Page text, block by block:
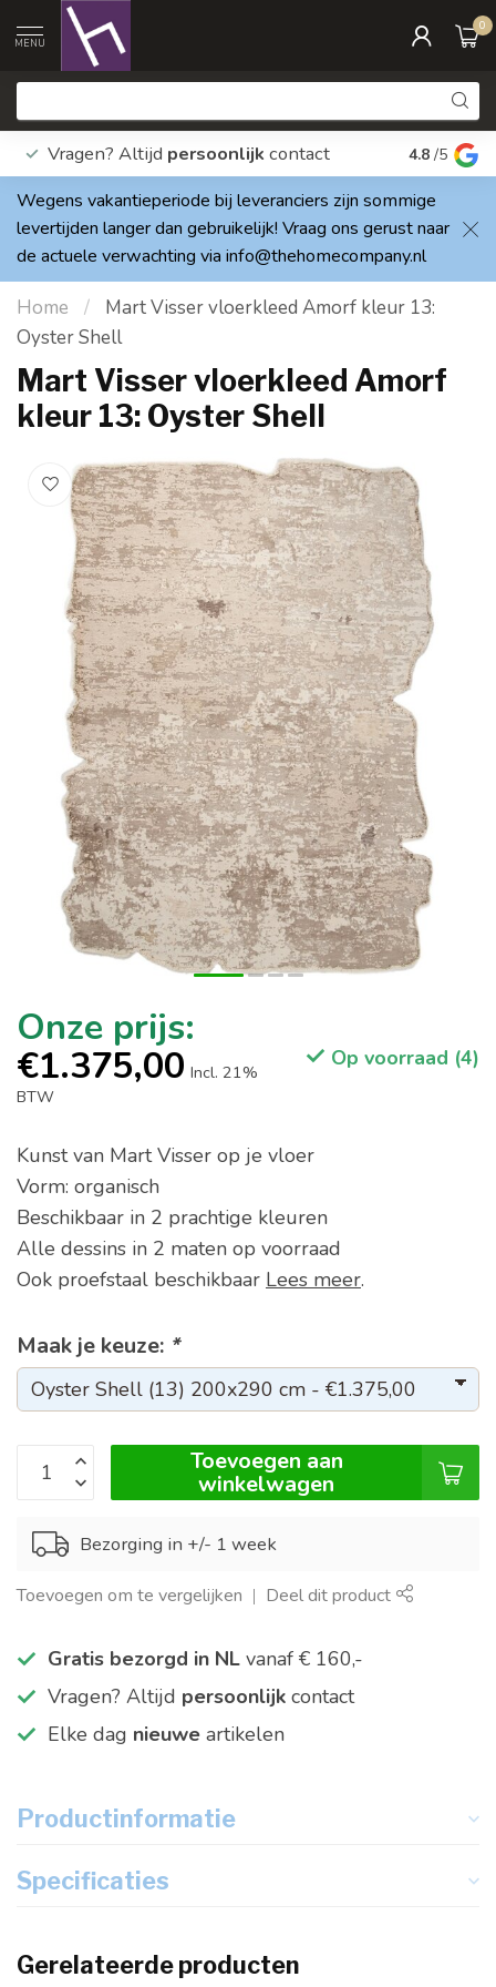
MENU
0
Vragen? Altijd persoonlijk contact Elke dag
4.8 /5
Wegens vakantieperiode bij leveranciers zijn sommige
levertijden langer dan gebruikelijk! Vraag ons gerust naar
de actuele verwachting via info@thehomecompany.nl
Home /
Mart Visser vloerkleed Amorf kleur 13:
Oyster Shell
Mart Visser vloerkleed Amorf
kleur 13: Oyster Shell
€1.375,00 Incl. 21%
BTW
Op voorraad (4)
Kunst van Mart Visser op je vloer
Vorm: organisch
Beschikbaar in 2 prachtige kleuren
Alle dessins in 2 maten op voorraad
Ook proefstaal beschikbaar Lees meer.
Maak je keuze: *
Toevoegen aan
winkelwagen
Bezorging in +/- 1 week
Toevoegen om te vergelijken Deel dit product
Gratis bezorgd in NL vanaf € 160,-
Vragen? Altijd persoonlijk contact
Elke dag nieuwe artikelen
Productinformatie
Specificaties
Gerelateerde producten